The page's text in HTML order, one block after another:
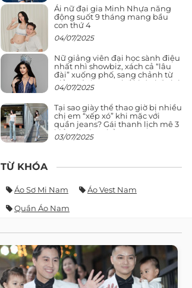
Ái nữ đại gia Minh Nhựa năng
động suốt 9 tháng mang bầu
con thứ 4
04/07/2025
Nữ giảng viên đại học sành điệu
nhất nhì showbiz, xách cả “lâu
đài” xuống phố, sang chảnh từ
giảng đường ra phố khó ai đọ lại
04/07/2025
Tại sao giày thể thao giờ bị nhiều
chị em “xếp xó” khi mặc với
quần jeans? Gái thanh lịch mê 3
kiểu này hơn hẳn
03/07/2025
TỪ KHÓA
Áo Sơ Mi Nam
Áo Vest Nam
Quần Áo Nam